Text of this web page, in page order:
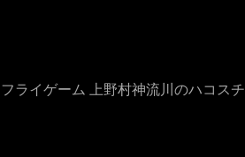
ライゲーム 上野村神流川のハコスチ